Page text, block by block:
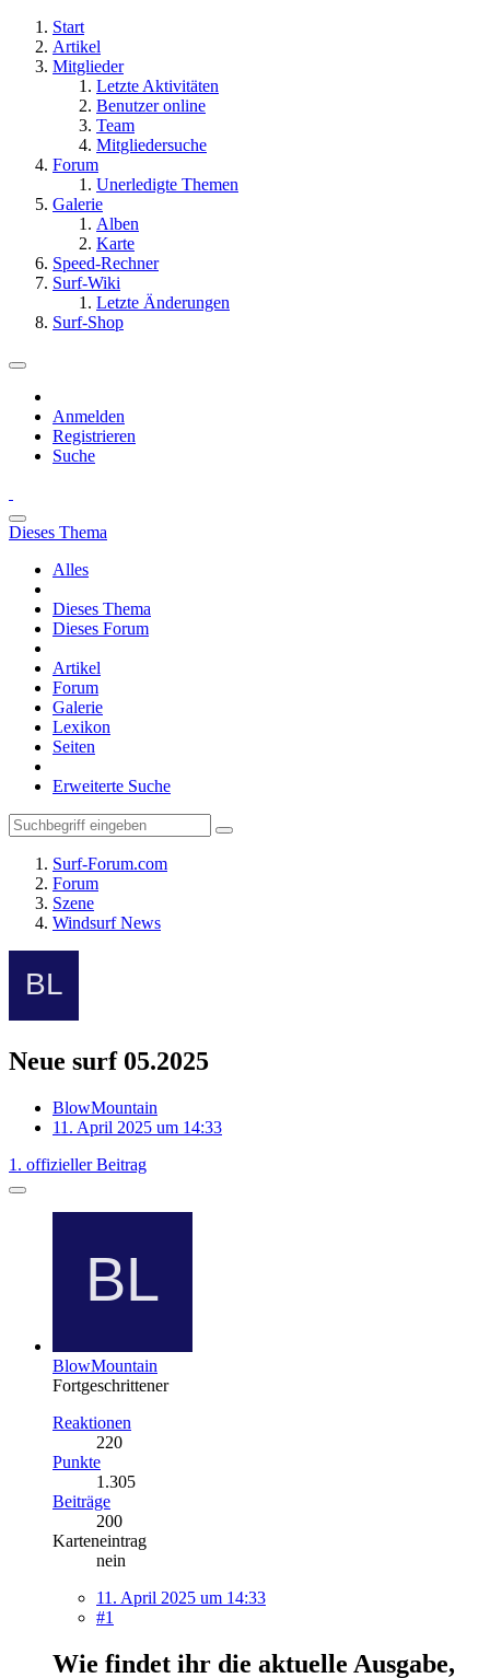
Start
Artikel
Mitglieder
Letzte Aktivitäten
Benutzer online
Team
Mitgliedersuche
Forum
Unerledigte Themen
Galerie
Alben
Karte
Speed-Rechner
Surf-Wiki
Letzte Änderungen
Surf-Shop
Anmelden
Registrieren
Suche
Dieses Thema
Alles
Dieses Thema
Dieses Forum
Artikel
Forum
Galerie
Lexikon
Seiten
Erweiterte Suche
Surf-Forum.com
Forum
Szene
Windsurf News
Neue surf 05.2025
BlowMountain
11. April 2025 um 14:33
1. offizieller Beitrag
BlowMountain
Fortgeschrittener
Reaktionen
220
Punkte
1.305
Beiträge
200
Karteneintrag
nein
11. April 2025 um 14:33
#1
Wie findet ihr die aktuelle Ausgabe,